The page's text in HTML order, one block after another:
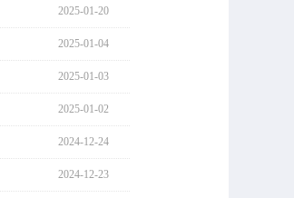
2025-01-20
2025-01-04
2025-01-03
2025-01-02
2024-12-24
2024-12-23